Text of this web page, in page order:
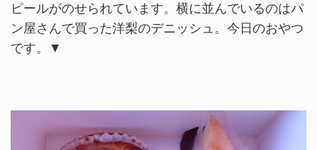
ピールがのせられています。横に並んでいるのはパ
ン屋さんで買った洋梨のデニッシュ。今日のおやつ
です。▼